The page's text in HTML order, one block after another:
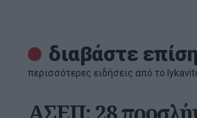
διαβάστε
περισσότερες ειδήσεις από το